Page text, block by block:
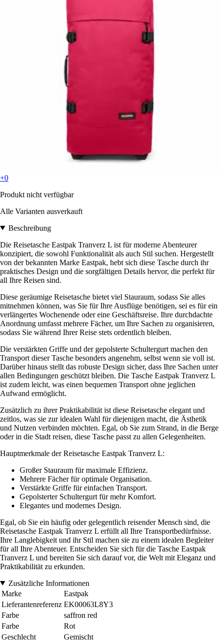
+0
Produkt nicht verfügbar
Alle Varianten ausverkauft
Beschreibung
Die Reisetasche Eastpak Tranverz L ist für moderne Abenteurer
konzipiert, die sowohl Funktionalität als auch Stil suchen. Hergestellt
von der bekannten Marke Eastpak, hebt sich diese Tasche durch ihr
praktisches Design und die sorgfältigen Details hervor, die perfekt für
all Ihre Reisen sind.
Diese geräumige Reisetasche bietet viel Stauraum, sodass Sie alles
mitnehmen können, was Sie für Ihre Ausflüge benötigen, sei es für ein
verlängertes Wochenende oder eine Geschäftsreise. Ihre durchdachte
Anordnung umfasst mehrere Fächer, um Ihre Sachen zu organisieren,
sodass Sie während Ihrer Reise stets ordentlich bleiben.
Die verstärkten Griffe und der gepolsterte Schultergurt machen den
Transport dieser Tasche besonders angenehm, selbst wenn sie voll ist.
Darüber hinaus stellt das robuste Design sicher, dass Ihre Sachen unter
allen Bedingungen geschützt bleiben. Die Tasche Eastpak Tranverz L
ist zudem leicht, was einen bequemen Transport ohne jeglichen
Aufwand ermöglicht.
Zusätzlich zu ihrer Praktikabilität ist diese Reisetasche elegant und
zeitlos, was sie zur idealen Wahl für diejenigen macht, die Ästhetik
und Nutzen verbinden möchten. Egal, ob Sie zum Strand, in die Berge
oder in die Stadt reisen, diese Tasche passt zu allen Gelegenheiten.
Hauptmerkmale der Reisetasche Eastpak Tranverz L:
Großer Stauraum für maximale Effizienz.
Mehrere Fächer für optimale Organisation.
Verstärkte Griffe für einfachen Transport.
Gepolsterter Schultergurt für mehr Komfort.
Elegantes und modernes Design.
Egal, ob Sie ein häufig oder gelegentlich reisender Mensch sind, die
Reisetasche Eastpak Tranverz L erfüllt all Ihre Transportbedürfnisse.
Ihre Langlebigkeit und ihr Stil machen sie zu einem idealen Begleiter
für all Ihre Abenteuer. Entscheiden Sie sich für die Tasche Eastpak
Tranverz L und bereiten Sie sich darauf vor, die Welt mit Eleganz und
Praktikabilität zu erkunden.
Zusätzliche Informationen
Marke
Eastpak
Lieferantenreferenz EK00063L8Y3
Farbe
saffron red
Farbe
Rot
Geschlecht
Gemischt